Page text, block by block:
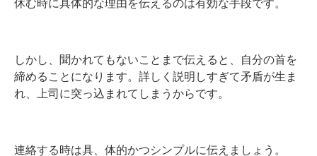
休む時に具体的な理由を伝えるのは有効な手段です。
しかし、聞かれてもないことまで伝えると、自分の首を
締めることになります。詳しく説明しすぎて矛盾が生ま
れ、上司に突っ込まれてしまうからです。
連絡する時は具、体的かつシンプルに伝えましょう。